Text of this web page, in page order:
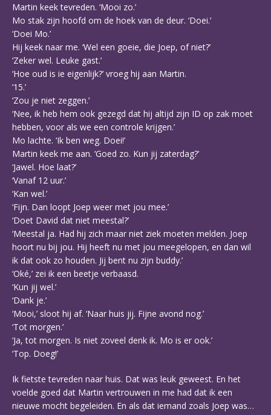
Martin keek tevreden. ‘Mooi zo.’
Mo stak zijn hoofd om de hoek van de deur. ‘Doei.’
‘Doei Mo.’
Hij keek naar me. ‘Wel een goeie, die Joep, of niet?’
‘Zeker wel. Leuke gast.’
‘Hoe oud is ie eigenlijk?’ vroeg hij aan Martin.
’15.’
‘Zou je niet zeggen.’
‘Nee, ik heb hem ook gezegd dat hij altijd zijn ID op zak moet
hebben, voor als we een controle krijgen.’
Mo lachte. ‘Ik ben weg. Doei!’
Martin keek me aan. ‘Goed zo. Kun jij zaterdag?’
‘Jawel. Hoe laat?’
‘Vanaf 12 uur.’
‘Kan wel.’
‘Fijn. Dan loopt Joep weer met jou mee.’
‘Doet David dat niet meestal?’
‘Meestal ja. Had hij zich maar niet ziek moeten melden. Joep
hoort nu bij jou. Hij heeft nu met jou meegelopen, en dan wil
ik dat ook zo houden. Jij bent nu zijn buddy.’
‘Oké,’ zei ik een beetje verbaasd.
‘Kun jij wel.’
‘Dank je.’
‘Mooi,’ sloot hij af. ‘Naar huis jij. Fijne avond nog.’
‘Tot morgen.’
‘Ja, tot morgen. Is niet zoveel denk ik. Mo is er ook.’
‘Top. Doeg!’
Ik fietste tevreden naar huis. Dat was leuk geweest. En het
voelde goed dat Martin vertrouwen in me had dat ik een
nieuwe mocht begeleiden. En als dat iemand zoals Joep was…